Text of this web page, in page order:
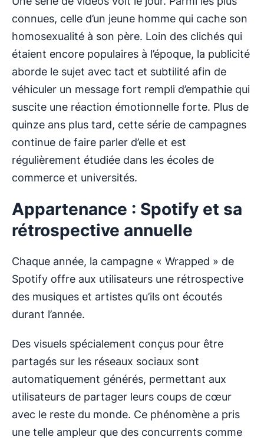
connues, celle d’un jeune homme qui cache son
homosexualité à son père. Loin des clichés qui
étaient encore populaires à l’époque, la publicité
aborde le sujet avec tact et subtilité afin de
véhiculer un message fort rempli d’empathie qui
suscite une réaction émotionnelle forte. Plus de
quinze ans plus tard, cette série de campagnes
continue de faire parler d’elle et est
régulièrement étudiée dans les écoles de
commerce et universités.
Appartenance : Spotify et sa
rétrospective annuelle
Chaque année, la campagne « Wrapped » de
Spotify offre aux utilisateurs une rétrospective
des musiques et artistes qu’ils ont écoutés
durant l’année.
Des visuels spécialement conçus pour être
partagés sur les réseaux sociaux sont
automatiquement générés, permettant aux
utilisateurs de partager leurs coups de cœur
avec le reste du monde. Ce phénomène a pris
une telle ampleur que des concurrents comme